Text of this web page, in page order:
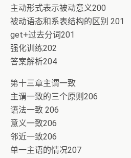
主动形式表示被动意义200
被动语态和系表结构的区别 201
get+过去分词201
强化训练202
答案解析204
第十三章主谓一致
主谓一致的三个原则206
语法一致 206
意义一致206
邻近一致206
单一主语的情况207